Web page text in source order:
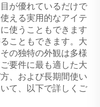
が優れているだけで
える実用的なアイテ
使うこともできます
こともできます。大
の独特の外観は多様
要件に最も適した大
、および長期間使い
て、以下で詳しくご